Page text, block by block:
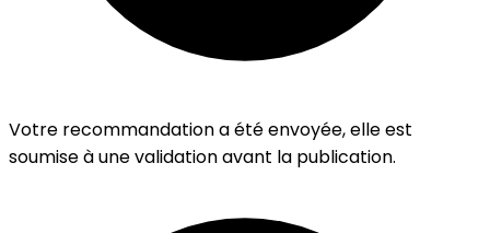
Votre recommandation a été envoyée, elle est
soumise à une validation avant la publication.